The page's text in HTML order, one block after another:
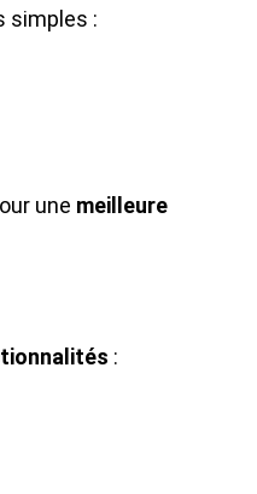
simples :
une meilleure
: